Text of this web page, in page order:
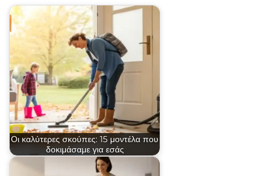
Οι καλύτερες σκούπες: 15 μοντέλα που
δοκιμάσαμε για εσάς